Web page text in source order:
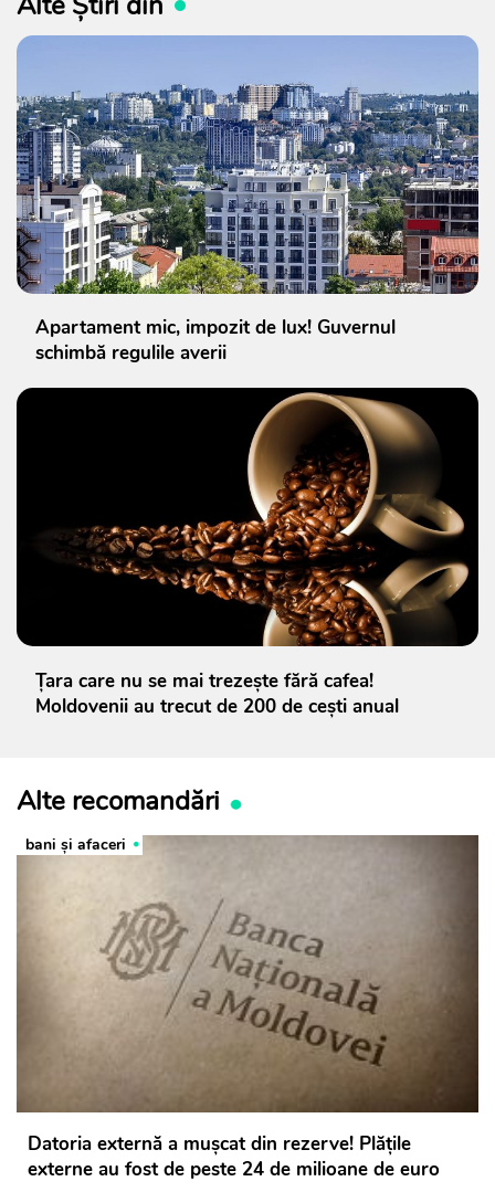
Apartament mic, impozit de lux! Guvernul
schimbă regulile averii
Țara care nu se mai trezește fără cafea!
Moldovenii au trecut de 200 de cești anual
Alte recomandări
bani și afaceri
Datoria externă a mușcat din rezerve! Plățile
externe au fost de peste 24 de milioane de euro